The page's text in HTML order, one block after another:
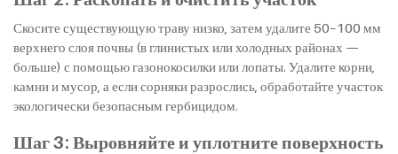
Скосите существующую траву низко, затем удалите 50–100 мм
верхнего слоя почвы (в глинистых или холодных районах —
больше) с помощью газонокосилки или лопаты. Удалите корни,
камни и мусор, а если сорняки разрослись, обработайте участок
экологически безопасным гербицидом.
Шаг 3: Выровняйте и уплотните поверхность